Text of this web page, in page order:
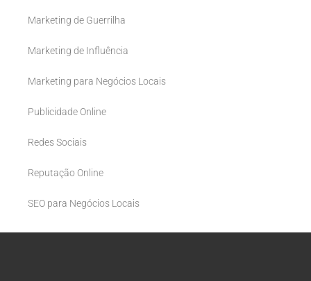
Marketing de Guerrilha
Marketing de Influência
Marketing para Negócios Locais
Publicidade Online
Redes Sociais
Reputação Online
SEO para Negócios Locais